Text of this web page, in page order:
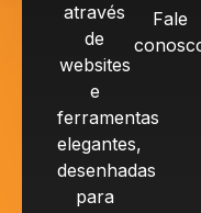
através
de
websites
e
ferramentas
elegantes,
desenhadas
para
Fale